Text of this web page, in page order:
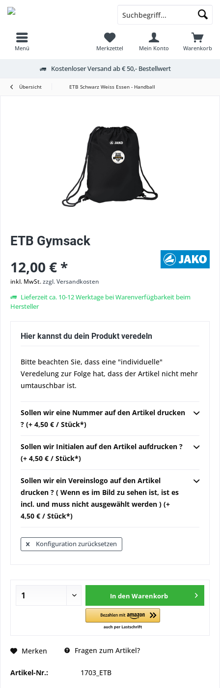
Menü Warenkorb
Merkzettel Mein Konto
Kostenloser Versand ab € 50,- Bestellwert
Übersicht ETB Schwarz Weiss Essen - Handball
ETB Gymsack
12,00 € *
inkl. MwSt.zzgl. Versandkosten
Lieferzeit ca. 10-12 Werktage bei Warenverfügbarkeit beim
Hersteller
Hier kannst du dein Produkt veredeln
Bitte beachten Sie, dass eine "individuelle"
Veredelung zur Folge hat, dass der Artikel nicht mehr
umtauschbar ist.
Sollen wir eine Nummer auf den Artikel drucken
? (+ 4,50 € / Stück*)
Sollen wir Initialen auf den Artikel aufdrucken ?
(+ 4,50 € / Stück*)
Sollen wir ein Vereinslogo auf den Artikel
drucken ? ( Wenn es im Bild zu sehen ist, ist es
incl. und muss nicht ausgewählt werden ) (+
4,50 € / Stück*)
Konfiguration zurücksetzen
In den Warenkorb
Merken Fragen zum Artikel?
Artikel-Nr.: 1703_ETB